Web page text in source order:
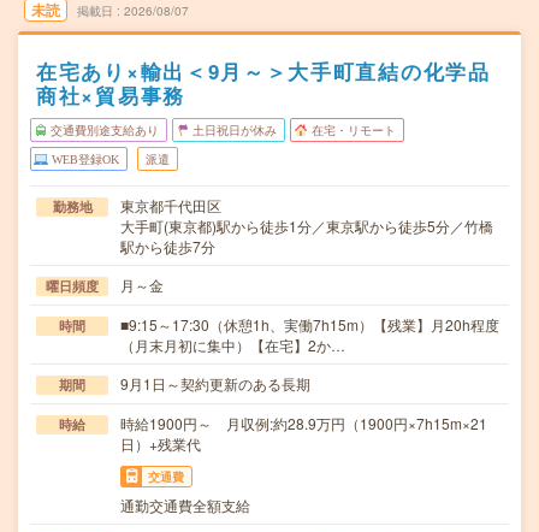
未読 掲載日 2026/08/07
在宅あり×輸出＜9月～＞大手町直結の化学品
商社×貿易事務
交通費別途支給あり 土日祝日が休み 在宅・リモート
WEB登録OK 派遣
勤務地
東京都千代田区
大手町(東京都)駅から徒歩1分／東京駅から徒歩5分／竹橋
駅から徒歩7分
曜日頻度 月～金
時間
■9:15～17:30（休憩1h、実働7h15m）【残業】月20h程度
（月末月初に集中）【在宅】2か…
期間 9月1日～契約更新のある長期
時給
時給1900円～ 月収例:約28.9万円（1900円×7h15m×21
日）+残業代
交通費
通勤交通費全額支給